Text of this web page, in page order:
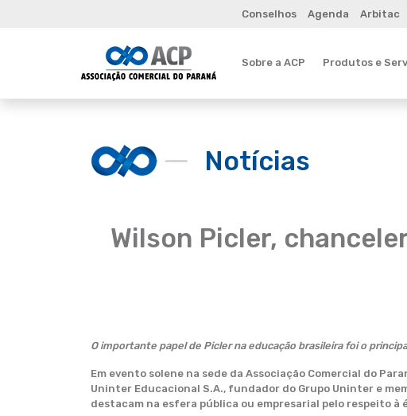
Conselhos Agenda Arbitac
Sobre a ACP Produtos e
Notícias
Wilson Picler,
O importante papel de Picler na educação brasileira foi o
Em evento solene na sede da Associação Comercial do
Uninter Educacional S.A., fundador do Grupo Uninter e
destacam na esfera pública ou empresarial pelo respeito à